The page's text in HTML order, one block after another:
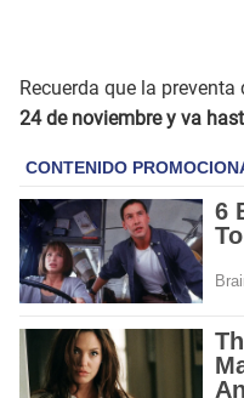
Recuerda que la
24 de noviembre y va